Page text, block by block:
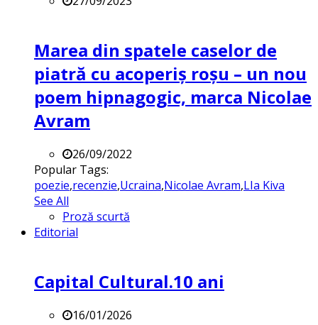
Marea din spatele caselor de
piatră cu acoperiș roșu – un nou
poem hipnagogic, marca Nicolae
Avram
26/09/2022
Popular Tags:
poezie,recenzie,Ucraina,Nicolae Avram,LIa Kiva
See All
Proză scurtă
Editorial
Capital Cultural.10 ani
16/01/2026